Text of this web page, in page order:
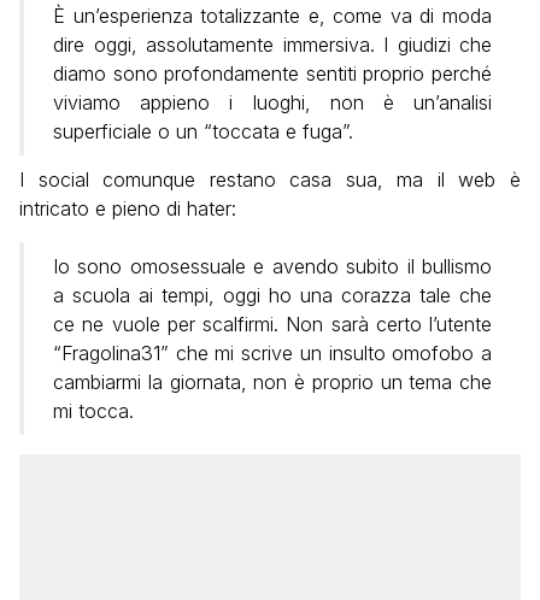
È un’esperienza totalizzante e, come va di moda
dire oggi, assolutamente immersiva. I giudizi che
diamo sono profondamente sentiti proprio perché
viviamo appieno i luoghi, non è un’analisi
superficiale o un “toccata e fuga”.
I social comunque restano casa sua, ma il web è
intricato e pieno di hater:
Io sono omosessuale e avendo subito il bullismo
a scuola ai tempi, oggi ho una corazza tale che
ce ne vuole per scalfirmi. Non sarà certo l’utente
“Fragolina31” che mi scrive un insulto omofobo a
cambiarmi la giornata, non è proprio un tema che
mi tocca.